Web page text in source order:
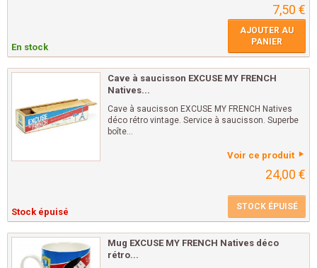
7,50 €
En stock
AJOUTER AU
PANIER
Cave à saucisson EXCUSE MY FRENCH
Natives...
Cave à saucisson EXCUSE MY FRENCH Natives
déco rétro vintage. Service à saucisson. Superbe
boîte...
Voir ce produit
24,00 €
Stock épuisé STOCK ÉPUISÉ
Mug EXCUSE MY FRENCH Natives déco
rétro...